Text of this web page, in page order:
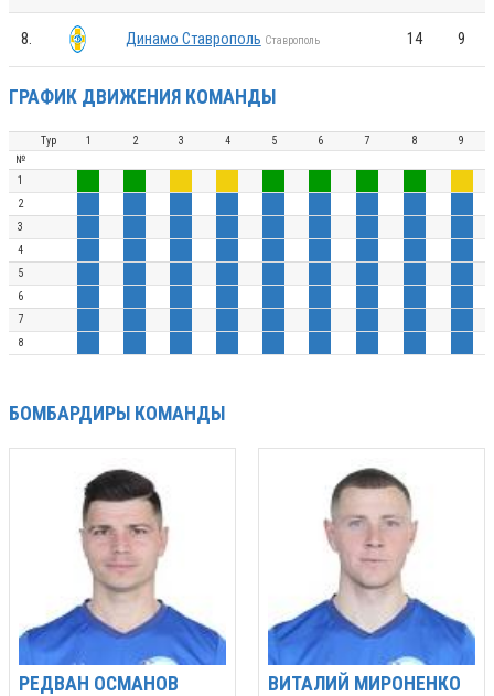
8. Динамо Ставрополь Ставрополь 14 9
ГРАФИК ДВИЖЕНИЯ КОМАНДЫ
Тур 1 2 3 4 5 6 7 8
9
№
1
2
3
4
5
6
7
8
БОМБАРДИРЫ КОМАНДЫ
РЕДВАН ОСМАНОВ ВИТАЛИЙ МИРОНЕНКО